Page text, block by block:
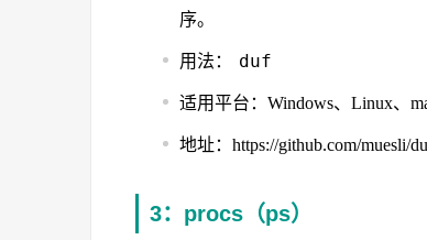
序。
用法： duf
适用平台：Windows、Linux、
地址：https://github.com/muesli/
3：procs（ps）